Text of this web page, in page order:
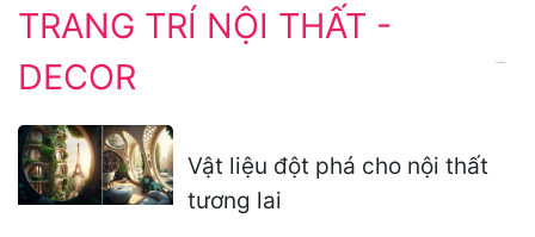
TRANG TRÍ NỘI THẤT -
DECOR
Vật liệu đột phá cho nội thất
tương lai